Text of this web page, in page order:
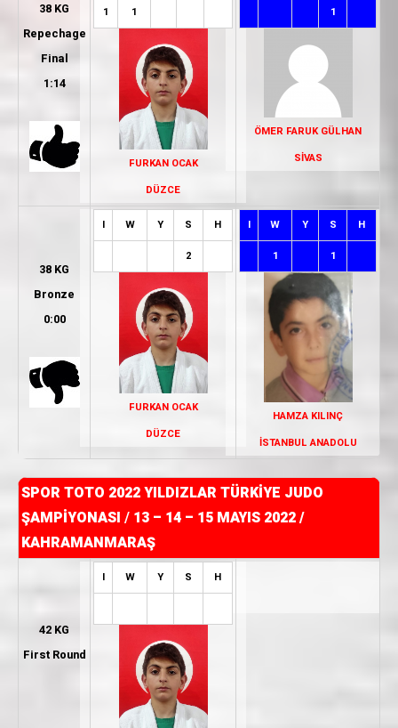
38 KG
Repechage
Final
1:14
1 1
FURKAN OCAK
DÜZCE
1
ÖMER FARUK GÜLHAN
SİVAS
38 KG
Bronze
0:00
I W Y S H
2
FURKAN OCAK
DÜZCE
I W Y S H
1 1
HAMZA KILINÇ
İSTANBUL ANADOLU
SPOR TOTO 2022 YILDIZLAR TÜRKİYE JUDO
ŞAMPİYONASI / 13 – 14 – 15 MAYIS 2022 /
KAHRAMANMARAŞ
42 KG
First Round
I W Y S H